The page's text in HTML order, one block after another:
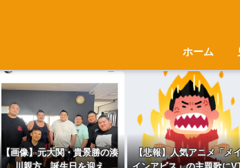
ホーム
【画像】元大関・貴景勝の湊
【悲報】人気アニメ「メ